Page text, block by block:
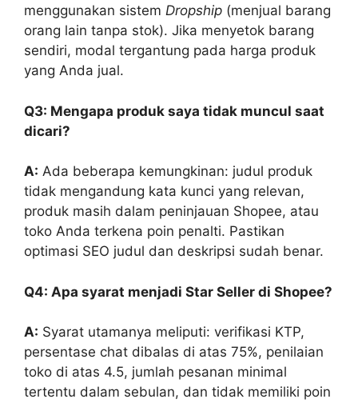
menggunakan sistem Dropship (menjual barang
orang lain tanpa stok). Jika menyetok barang
sendiri, modal tergantung pada harga produk
yang Anda jual.
Q3: Mengapa produk saya tidak muncul saat
dicari?
A: Ada beberapa kemungkinan: judul produk
tidak mengandung kata kunci yang relevan,
produk masih dalam peninjauan Shopee, atau
toko Anda terkena poin penalti. Pastikan
optimasi SEO judul dan deskripsi sudah benar.
Q4: Apa syarat menjadi Star Seller di Shopee?
A: Syarat utamanya meliputi: verifikasi KTP,
persentase chat dibalas di atas 75%, penilaian
toko di atas 4.5, jumlah pesanan minimal
tertentu dalam sebulan, dan tidak memiliki poin